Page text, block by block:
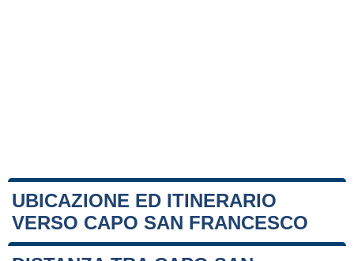
UBICAZIONE ED ITINERARIO
VERSO CAPO SAN FRANCESCO
+
Leaflet|Map data ©OpenStreetMapcontributors